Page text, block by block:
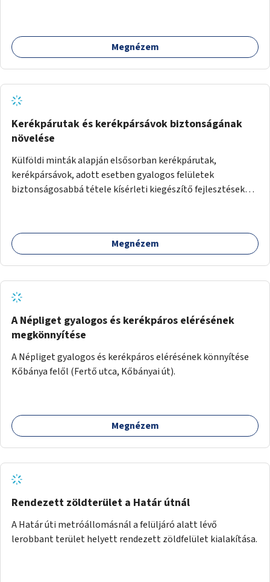
Megnézem
Kerékpárutak és kerékpársávok biztonságának
növelése
Külföldi minták alapján elsősorban kerékpárutak,
kerékpársávok, adott esetben gyalogos felületek
biztonságosabbá tétele kísérleti kiegészítő fejlesztésekkel
Megnézem
A Népliget gyalogos és kerékpáros elérésének
megkönnyítése
A Népliget gyalogos és kerékpáros elérésének könnyítése
Kőbánya felől (Fertő utca, Kőbányai út).
Megnézem
Rendezett zöldterület a Határ útnál
A Határ úti metróállomásnál a felüljáró alatt lévő
lerobbant terület helyett rendezett zöldfelület kialakítása.